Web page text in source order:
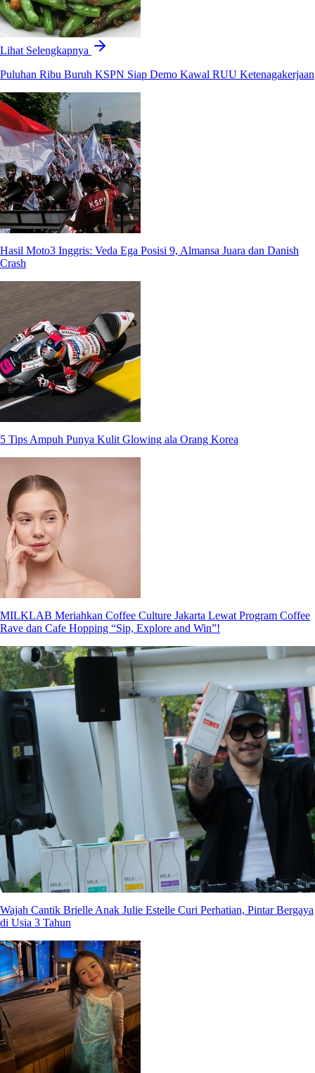
Lihat Selengkapnya
Puluhan Ribu Buruh KSPN Siap Demo Kawal RUU Ketenagakerjaan
Hasil Moto3 Inggris: Veda Ega Posisi 9, Almansa Juara dan Danish
Crash
5 Tips Ampuh Punya Kulit Glowing ala Orang Korea
MILKLAB Meriahkan Coffee Culture Jakarta Lewat Program Coffee
Rave dan Cafe Hopping “Sip, Explore and Win”!
Wajah Cantik Brielle Anak Julie Estelle Curi Perhatian, Pintar Bergaya
di Usia 3 Tahun